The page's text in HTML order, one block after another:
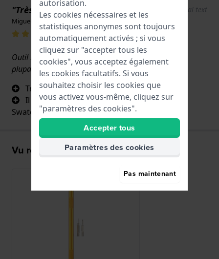
"Très utile" Show original text
Miguel · 17 juin 2022
Outil indispensable pour changer le bracelet de la
plupart des montres.
Très bonne qualité
Il y a deux embouts, dont l'un correspond à
Swatches.
Vu récemment
autorisation.
Les cookies nécessaires et les
statistiques anonymes sont toujours
automatiquement activés ; si vous
cliquez sur "accepter tous les
cookies", vous acceptez également
les cookies facultatifs. Si vous
souhaitez choisir les cookies que
vous activez vous-même, cliquez sur
"paramètres des cookies".
Accepter tous
Paramètres des cookies
Pas maintenant